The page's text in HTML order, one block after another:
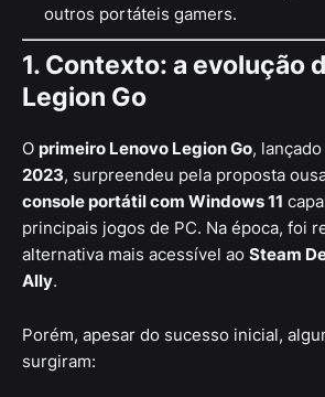
outros portáteis gamers.
1. Contexto: a evolução
Legion Go
O primeiro Lenovo Legion Go,
2023, surpreendeu pela proposta
console portátil com Windows 11
principais jogos de PC. Na época, foi
alternativa mais acessível ao Steam
Ally.
Porém, apesar do sucesso inicial,
surgiram: